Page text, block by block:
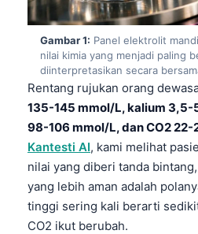
Gambar 1: Panel elektrolit
nilai kimia yang menjadi paling
diinterpretasikan secara
Rentang rujukan orang
135-145 mmol/L, kalium
98-106 mmol/L, dan CO2 22-
Kantesti AI, kami melihat
nilai yang diberi tanda
yang lebih aman adalah
tinggi sering kali berarti
CO2 ikut berubah.